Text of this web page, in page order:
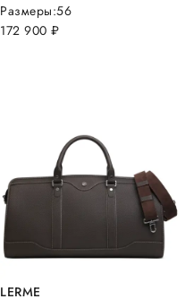
172 900руб.
Размеры:56
LERME